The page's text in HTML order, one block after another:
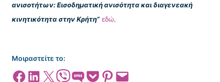
ανισοτήτων: Εισοδηματική ανισότητα και διαγενεακή
κινητικότητα στην Κρήτη” εδώ.
Μοιραστείτε το:
Share on Facebook
Share on LinkedIn
Share on X Share on ViberShare on SMSShare on Pocket
Share on Pinterest
Email this Page